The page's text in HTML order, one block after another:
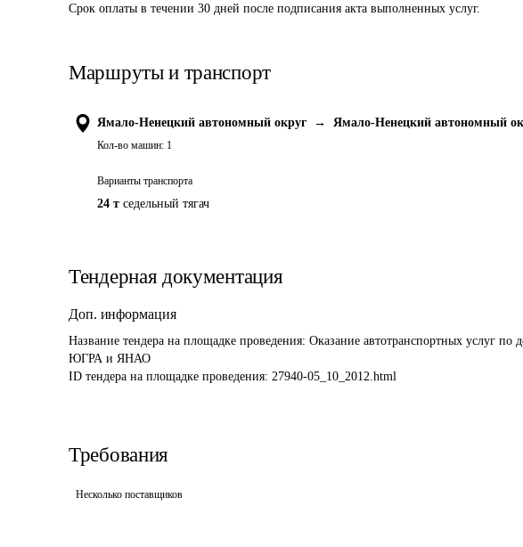
Срок оплаты в течении 30 дней после подписания акта выполненных услуг.
Маршруты и транспорт
Ямало-Ненецкий автономный округ → Ямало-Ненецкий автономный
Кол-во машин: 1
Варианты транспорта
24 т седельный тягач
Тендерная документация
Доп. информация
Название тендера на площадке проведения: Оказание автотранспортных услуг
ЮГРА и ЯНАО
ID тендера на площадке проведения: 27940-05_10_2012.html
Требования
Несколько поставщиков